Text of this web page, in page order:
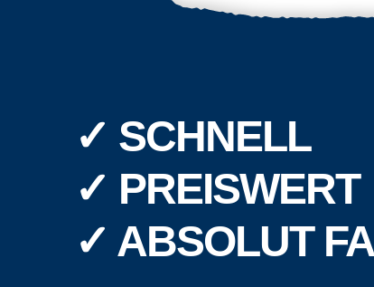
✓ SCHNELL
✓ PREISWERT
✓ ABSOLUT